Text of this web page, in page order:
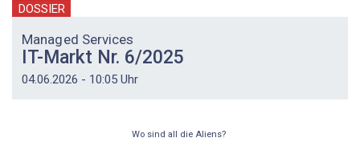
DOSSIER
Managed Services
IT-Markt Nr. 6/2025
04.06.2026 - 10:05 Uhr
Wo sind all die Aliens?